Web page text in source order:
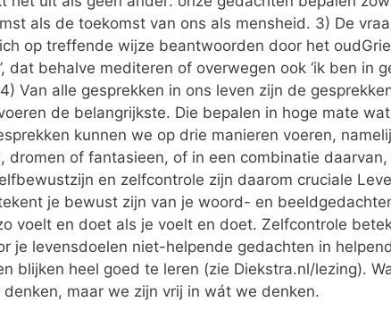
als de toekomst van ons als mensheid. 3) De
op treffende wijze beantwoorden door het
dat behalve mediteren of overwegen ook ‘ik ben in
Van alle gesprekken in ons leven zijn de
de belangrijkste. Die bepalen in hoge mate
kunnen we op drie manieren voeren,
dromen of fantasieen, of in een combinatie
en zelfcontrole zijn daarom cruciale
je bewust zijn van je woord- en
voelt en doet als je voelt en doet. Zelfcontrole
je levensdoelen niet-helpende gedachten in
blijken heel goed te leren (zie Diekstra.nl/lezing).
maar we zijn vrij in wát we denken.